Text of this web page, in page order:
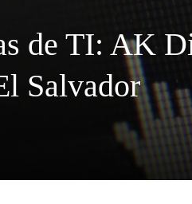
de TI: AK
Salvador